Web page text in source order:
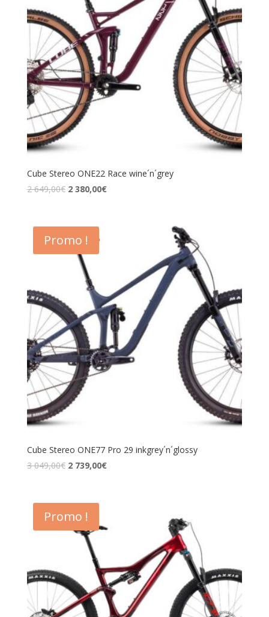
Cube Stereo ONE22 Race wine´n´grey
2 649,00€ 2 380,00€
Promo !
Cube Stereo ONE77 Pro 29 inkgrey´n´glossy
3 049,00€ 2 739,00€
Promo !